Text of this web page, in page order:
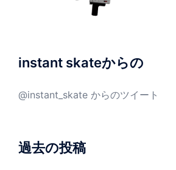
instant skateからの
@instant_skate からのツイート
過去の投稿